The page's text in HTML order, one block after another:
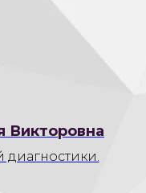
Викторовна
диагностики.